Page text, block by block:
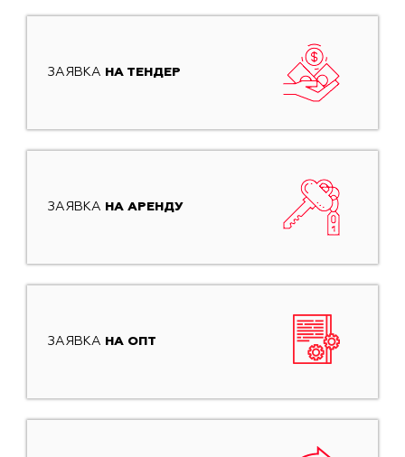
ЗАЯВКА НА ТЕНДЕР
ЗАЯВКА НА АРЕНДУ
ЗАЯВКА НА ОПТ